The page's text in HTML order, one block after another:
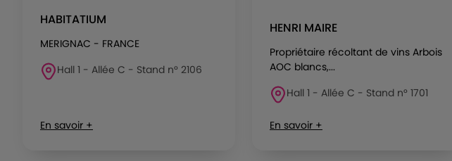
HABITATIUM
MERIGNAC - FRANCE
Hall 1 - Allée C - Stand n° 2106
En savoir +
HENRI MAIRE
Propriétaire récoltant de vins Arbois
AOC blancs,...
Hall 1 - Allée C - Stand n° 1701
En savoir +